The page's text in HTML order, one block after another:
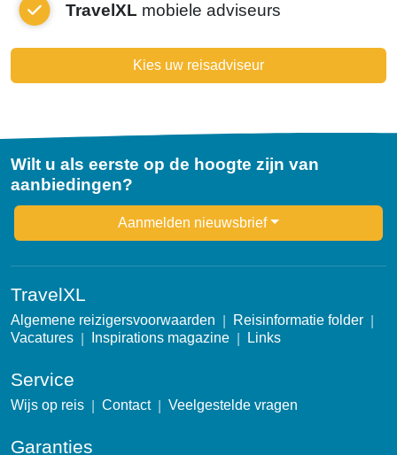
TravelXL mobiele adviseurs
Kies uw reisadviseur
Wilt u als eerste op de hoogte zijn van
aanbiedingen?
Newsletter Aanmelden nieuwsbrief
TravelXL
Algemene reizigersvoorwaarden
Reisinformatie folder
Vacatures
Inspirations magazine Links
Service
Wijs op reis Contact Veelgestelde vragen
Garanties